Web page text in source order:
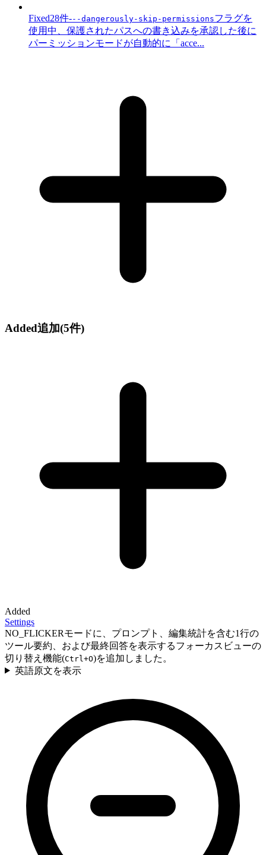
Fixed28件---dangerously-skip-permissionsフラグを
使用中、保護されたパスへの書き込みを承認した後に
パーミッションモードが自動的に「acce...
Added追加(5件)
Added
Settings
NO_FLICKERモードに、プロンプト、編集統計を含む1行の
ツール要約、および最終回答を表示するフォーカスビューの
切り替え機能(Ctrl+O)を追加しました。
英語原文を表示